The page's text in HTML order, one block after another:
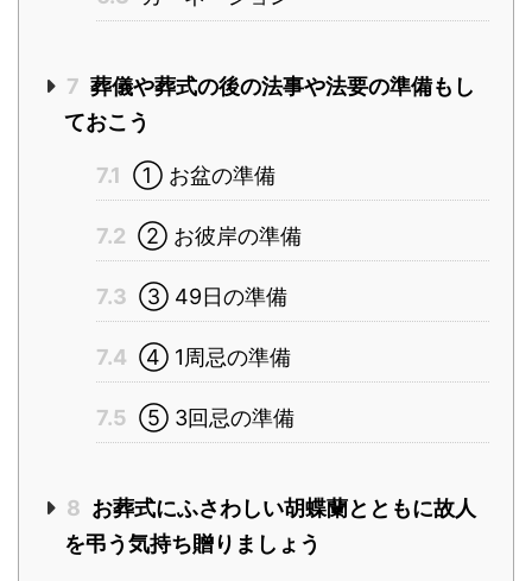
7 葬儀や葬式の後の法事や法要の準備もし
ておこう
7.1 ① お盆の準備
7.2 ② お彼岸の準備
7.3 ③ 49日の準備
7.4 ④ 1周忌の準備
7.5 ⑤ 3回忌の準備
8 お葬式にふさわしい胡蝶蘭とともに故人
を弔う気持ち贈りましょう